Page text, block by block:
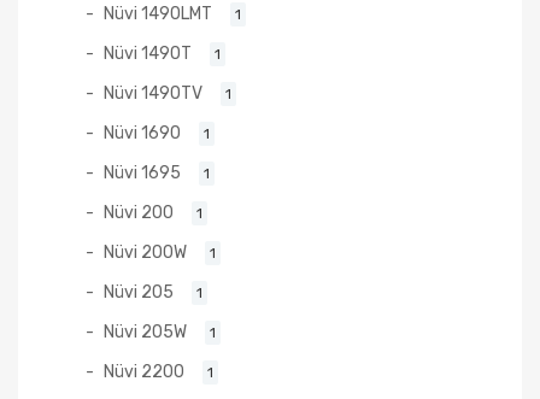
Nüvi 1490LMT 1
Nüvi 1490T 1
Nüvi 1490TV 1
Nüvi 1690 1
Nüvi 1695 1
Nüvi 200 1
Nüvi 200W 1
Nüvi 205 1
Nüvi 205W 1
Nüvi 2200 1